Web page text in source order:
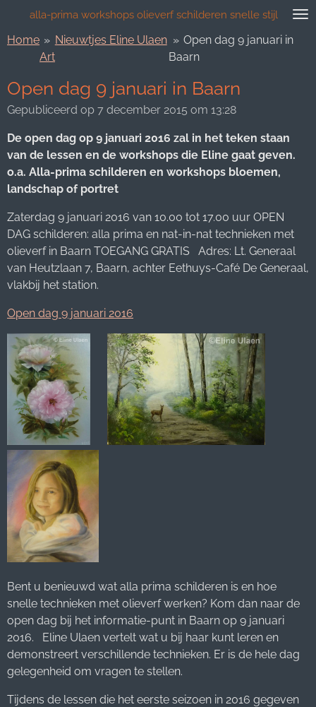
naar
hoofdinhoud
alla-prima workshops olieverf schilderen snelle stijl
Home » Nieuwtjes Eline Ulaen
Art
» Open dag 9 januari in
Baarn
Open dag 9 januari in Baarn
Gepubliceerd op 7 december 2015 om 13:28
De open dag op 9 januari 2016 zal in het teken staan
van de lessen en de workshops die Eline gaat geven.
o.a. Alla-prima schilderen en workshops bloemen,
landschap of portret
Zaterdag 9 januari 2016 van 10.00 tot 17.00 uur OPEN
DAG schilderen: alla prima en nat-in-nat technieken met
olieverf in Baarn TOEGANG GRATIS Adres: Lt. Generaal
van Heutzlaan 7, Baarn, achter Eethuys-Café De Generaal,
vlakbij het station.
Open dag 9 januari 2016
Bent u benieuwd wat alla prima schilderen is en hoe
snelle technieken met olieverf werken? Kom dan naar de
open dag bij het informatie-punt in Baarn op 9 januari
2016. Eline Ulaen vertelt wat u bij haar kunt leren en
demonstreert verschillende technieken. Er is de hele dag
gelegenheid om vragen te stellen.
Tijdens de lessen die het eerste seizoen in 2016 gegeven